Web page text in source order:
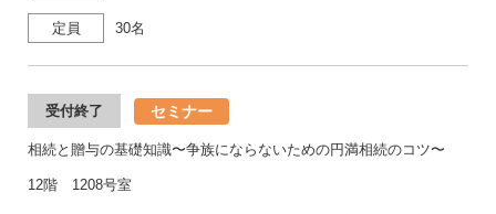
定員 30名
受付終了 セミナー
相続と贈与の基礎知識〜争族にならないための円満相続のコツ〜
12階 1208号室